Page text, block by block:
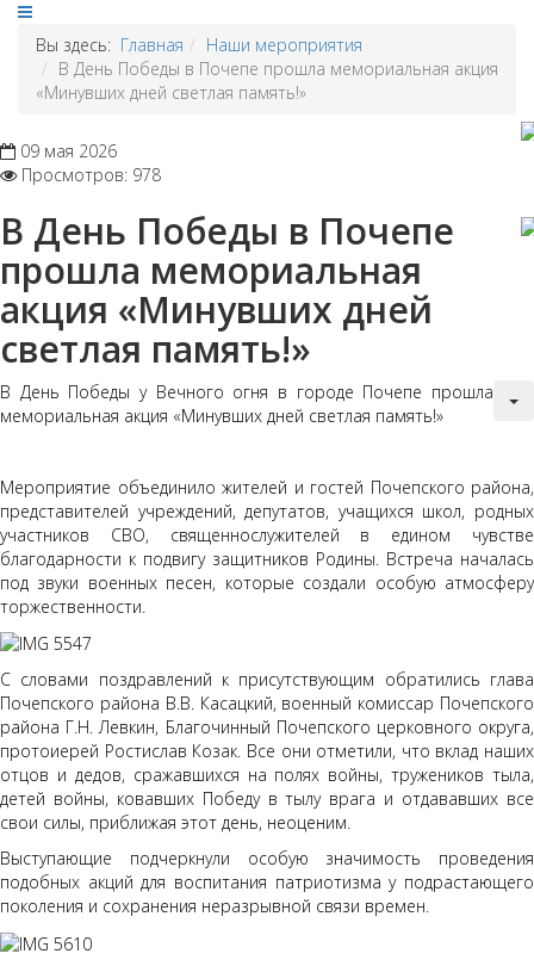
Вы здесь: Главная
Наши мероприятия
В День Победы в Почепе прошла мемориальная акция
«Минувших дней светлая память!»
09 мая 2026
Просмотров: 978
В День Победы в Почепе
прошла мемориальная
акция «Минувших дней
светлая память!»
В День Победы у Вечного огня в городе Почепе прошла
мемориальная акция «Минувших дней светлая память!»
Мероприятие объединило жителей и гостей Почепского района,
представителей учреждений, депутатов, учащихся школ, родных
участников СВО, священнослужителей в едином чувстве
благодарности к подвигу защитников Родины. Встреча началась
под звуки военных песен, которые создали особую атмосферу
торжественности.
С словами поздравлений к присутствующим обратились глава
Почепского района В.В. Касацкий, военный комиссар Почепского
района Г.Н. Левкин, Благочинный Почепского церковного округа,
протоиерей Ростислав Козак. Все они отметили, что вклад наших
отцов и дедов, сражавшихся на полях войны, тружеников тыла,
детей войны, ковавших Победу в тылу врага и отдававших все
свои силы, приближая этот день, неоценим.
Выступающие подчеркнули особую значимость проведения
подобных акций для воспитания патриотизма у подрастающего
поколения и сохранения неразрывной связи времен.